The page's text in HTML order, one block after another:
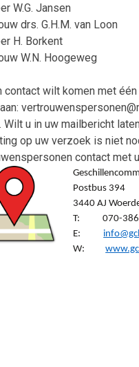
W.G. Jansen
drs. G.H.M. van Loon
H. Borkent
W.N. Hoogeweg
contact wilt komen met
Wilt u in uw mailbericht
op uw verzoek is niet
contact met
Postbus 394
3440 AJ
T: 070-
E:
W: